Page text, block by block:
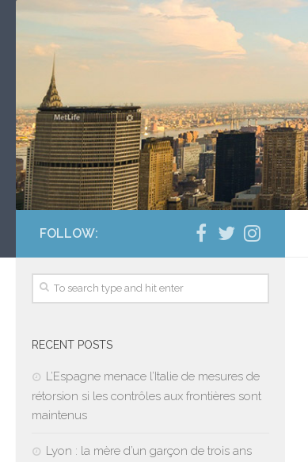
FOLLOW:
RECENT POSTS
L’Espagne menace l’Italie de mesures de
rétorsion si les contrôles aux frontières sont
maintenus
Lyon : la mère d’un garçon de trois ans